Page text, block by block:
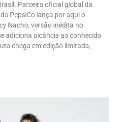
Parceira oficial global da
PepsiCo lança por aqui o
Nacho, versão inédita no
adiciona picância ao conhecido
chega em edição limitada,